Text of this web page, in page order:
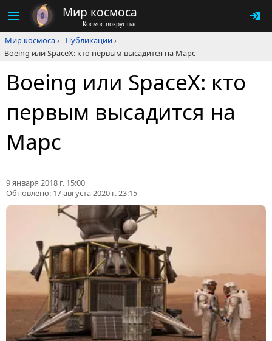
Мир космоса
Космос вокруг нас
Мир космоса› Публикации›
Boeing или SpaceX: кто первым высадится на Марс
Boeing или SpaceX: кто
первым высадится на
Марс
9 января 2018 г. 15:00
Обновлено: 17 августа 2020 г. 23:15